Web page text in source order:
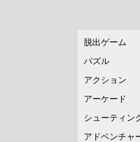
脱出ゲーム
パズル
アクション
アーケード
シューティン
アドベンチャ